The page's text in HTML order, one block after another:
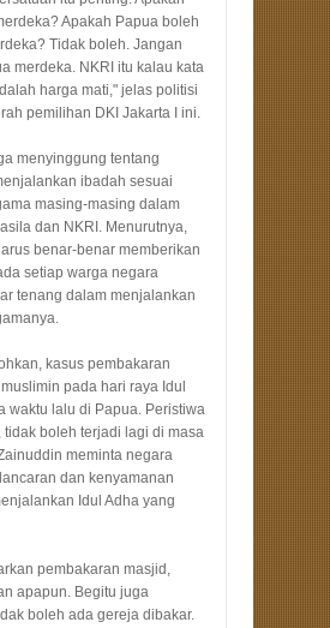
Apakah Papua boleh
Tidak boleh. Jangan
merdeka. NKRI itu kalau kata
harga mati," jelas politisi
pemilihan DKI Jakarta I ini.
menyinggung tentang
ibadah sesuai
masing-masing dalam
dan NKRI. Menurutnya,
benar-benar memberikan
setiap warga negara
tenang dalam menjalankan
kasus pembakaran
pada hari raya Idul
waktu lalu di Papua. Peristiwa
tidak boleh terjadi lagi di masa
meminta negara
dan kenyamanan
Idul Adha yang
pembakaran masjid,
apapun. Begitu juga
boleh ada gereja dibakar.